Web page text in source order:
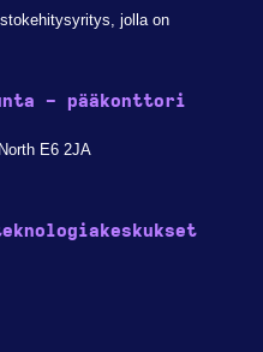
jolla on
- pääkonttori
E6 2JA